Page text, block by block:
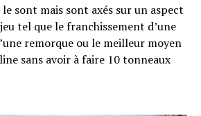
sont mais sont axés sur un aspect
tel que le franchissement d’une
remorque ou le meilleur moyen
sans avoir à faire 10 tonneaux